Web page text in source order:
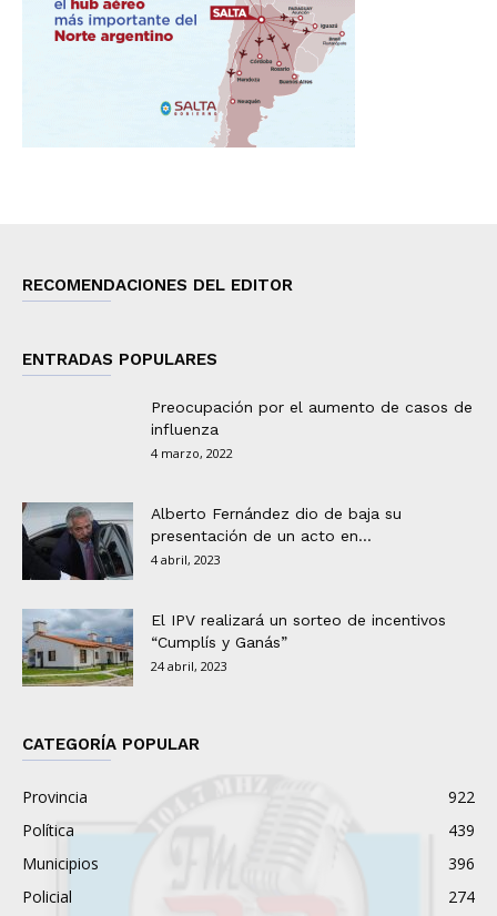
RECOMENDACIONES DEL EDITOR
ENTRADAS POPULARES
Preocupación por el aumento de casos de
influenza
4 marzo, 2022
Alberto Fernández dio de baja su
presentación de un acto en...
4 abril, 2023
El IPV realizará un sorteo de incentivos
“Cumplís y Ganás”
24 abril, 2023
CATEGORÍA POPULAR
Provincia
922
Política
439
Municipios
396
Policial
274